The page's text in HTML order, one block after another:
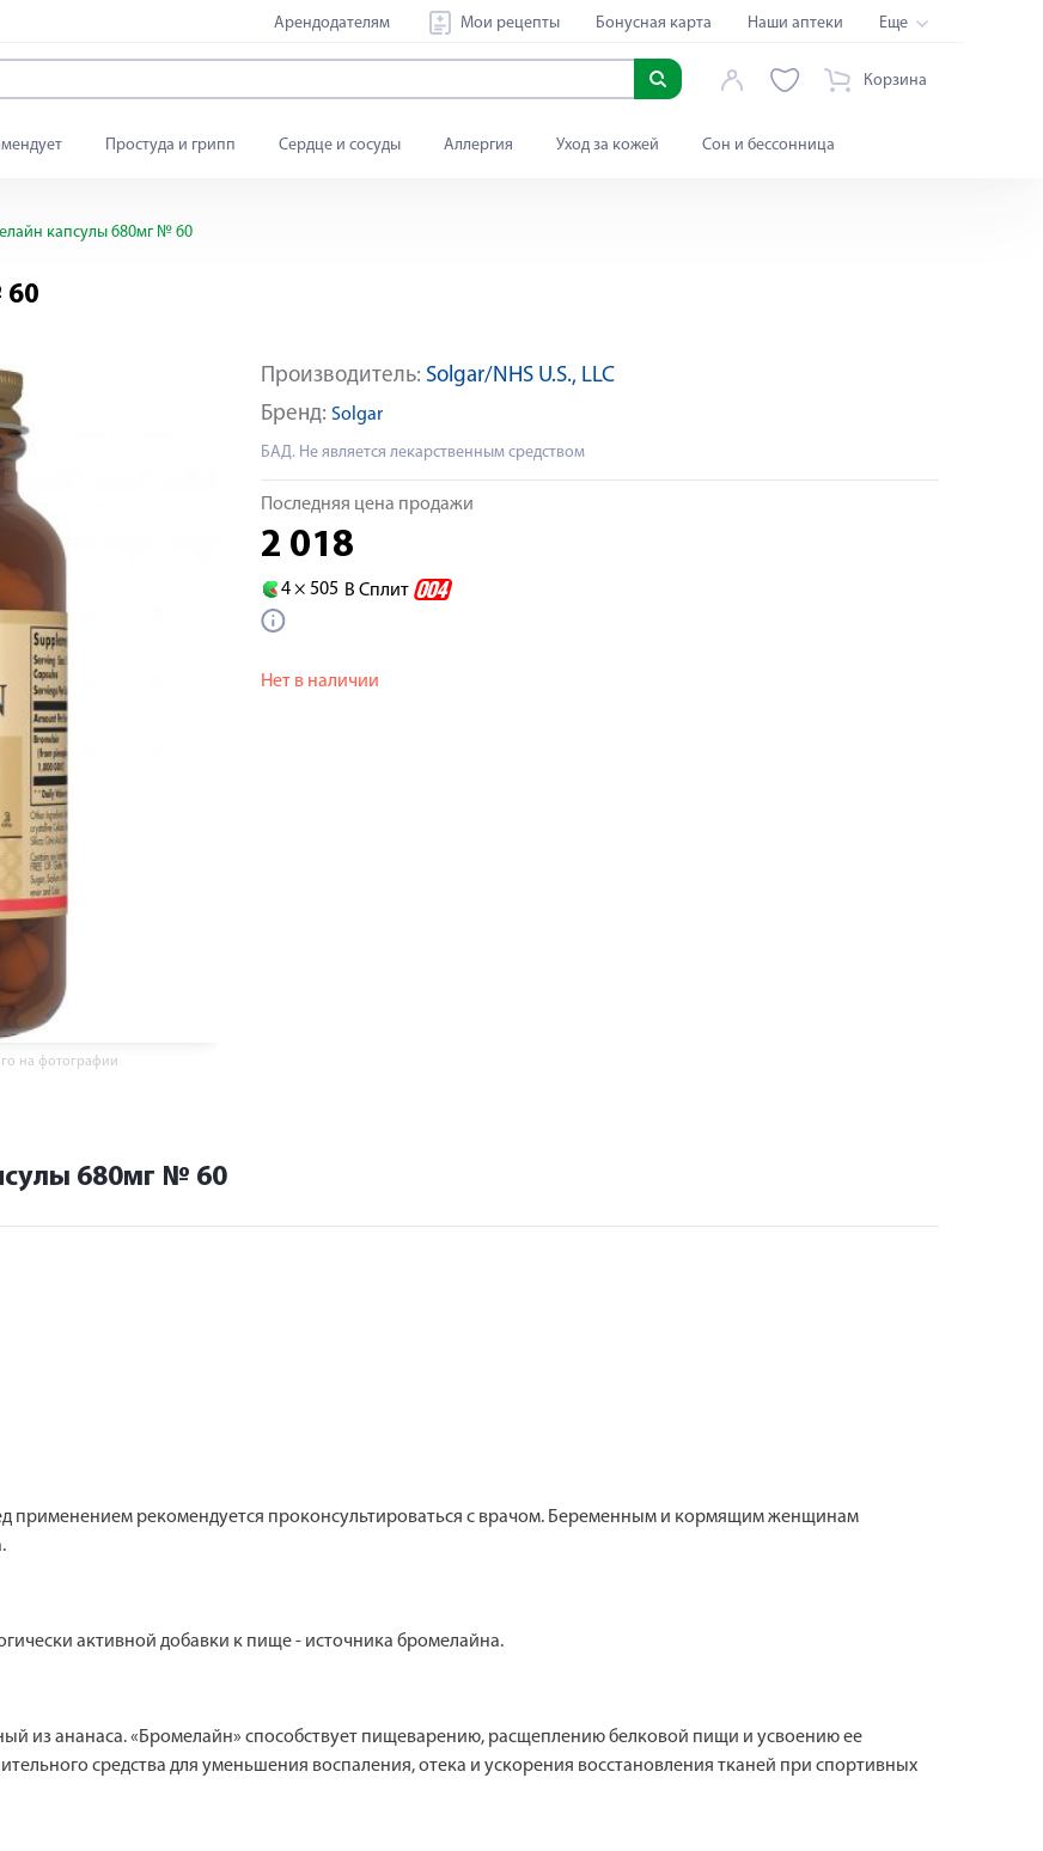
Арендодателям Мои рецепты Бонусная карта Наши аптеки Еще
Корзина
Простуда и грипп Сердце и сосуды Аллергия Уход за кожей Сон и бессонница
капсулы 680мг № 60
60
на фотографии
Производитель: Solgar/NHS U.S., LLC
Бренд: Solgar
БАД. Не является лекарственным средством
Последняя цена продажи
2 018
4 × 505 В Сплит
Нет в наличии
680мг № 60
применением рекомендуется проконсультироваться с врачом. Беременным и кормящим женщинам
активной добавки к пище - источника бромелайна.
из ананаса. «Бромелайн» способствует пищеварению, расщеплению белковой пищи и усвоению ее
средства для уменьшения воспаления, отека и ускорения восстановления тканей при спортивных